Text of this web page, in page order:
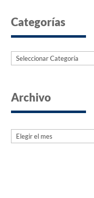
Categorías
Categorías
Archivo
Archives